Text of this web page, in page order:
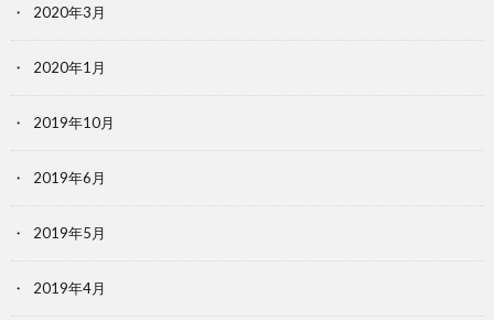
2020年3月
2020年1月
2019年10月
2019年6月
2019年5月
2019年4月